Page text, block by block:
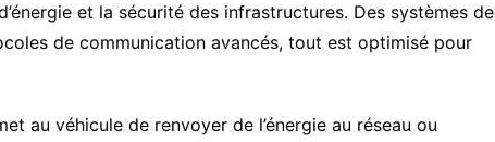
et la sécurité des infrastructures. Des systèmes de
de communication avancés, tout est optimisé pour
au véhicule de renvoyer de l’énergie au réseau ou